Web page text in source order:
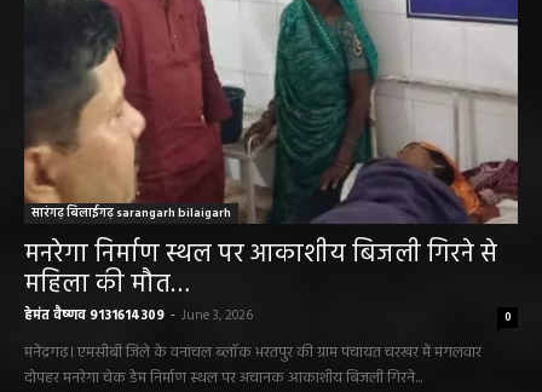
सारंगढ़ बिलाईगढ़ sarangarh bilaigarh
मनरेगा निर्माण स्थल पर आकाशीय बिजली गिरने से
महिला की मौत…
हेमंत वैष्णव 9131614309 - June 3, 2026 0
मनेंद्रगढ़। एमसीबी जिले के वनांचल ब्लॉक भरतपुर की ग्राम पंचायत चरखर में मंगलवार
दोपहर मनरेगा चेक डेम निर्माण स्थल पर अचानक आकाशीय बिजली गिरने...